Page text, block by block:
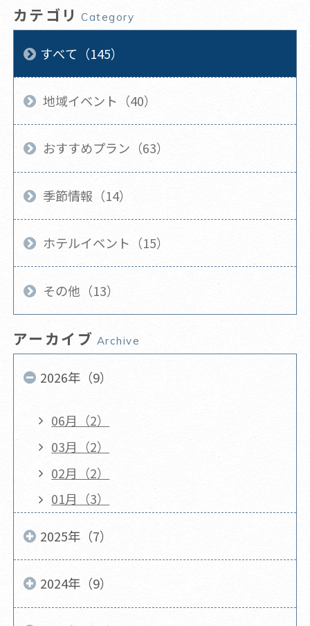
カテゴリ Category
すべて（145）
地域イベント（40）
おすすめプラン（63）
季節情報（14）
ホテルイベント（15）
その他（13）
アーカイブ Archive
2026年（9）
06月（2）
03月（2）
02月（2）
01月（3）
2025年（7）
2024年（9）